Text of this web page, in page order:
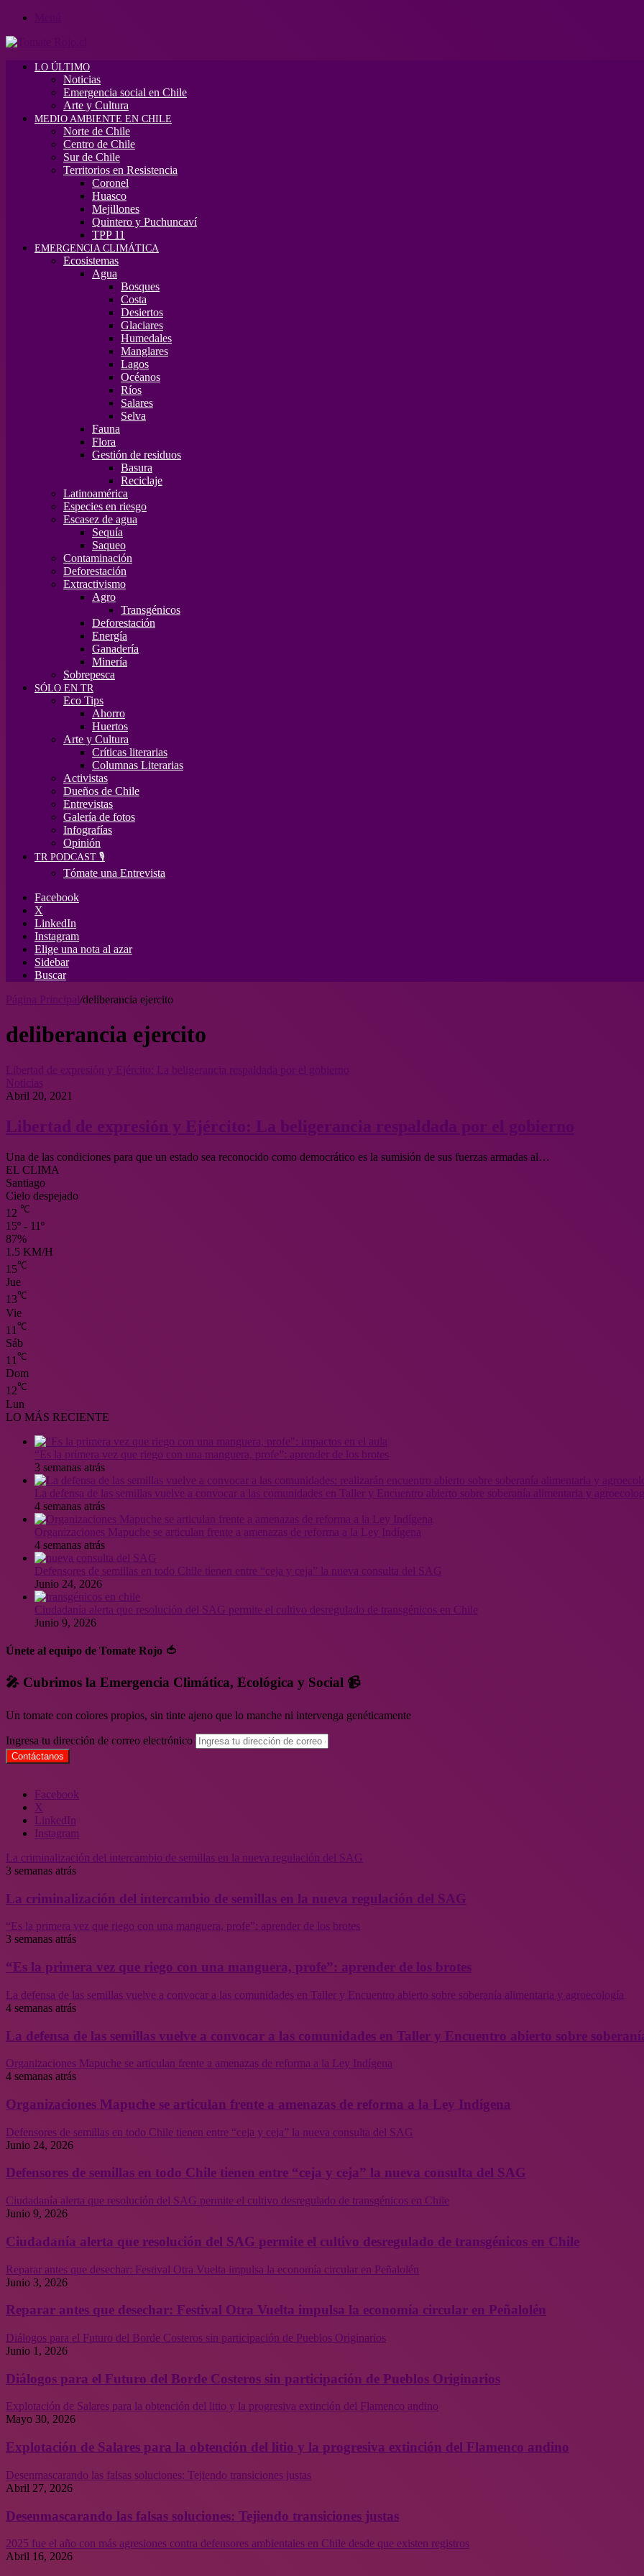
LO ÚLTIMO
Noticias
Emergencia social en Chile
Arte y Cultura
MEDIO AMBIENTE EN CHILE
Norte de Chile
Centro de Chile
Sur de Chile
Territorios en Resistencia
Coronel
Huasco
Mejillones
Quintero y Puchuncaví
TPP 11
EMERGENCIA CLIMÁTICA
Ecosistemas
Agua
Bosques
Costa
Desiertos
Glaciares
Humedales
Manglares
Lagos
Océanos
Ríos
Salares
Selva
Fauna
Flora
Gestión de residuos
Basura
Reciclaje
Latinoamérica
Especies en riesgo
Escasez de agua
Sequía
Saqueo
Contaminación
Deforestación
Extractivismo
Agro
Transgénicos
Deforestación
Energía
Ganadería
Minería
Sobrepesca
SÓLO EN TR
Eco Tips
Ahorro
Huertos
Arte y Cultura
Críticas literarias
Columnas Literarias
Activistas
Dueños de Chile
Entrevistas
Galería de fotos
Infografías
Opinión
TR PODCAST 🎙️
Tómate una Entrevista
Facebook
X
LinkedIn
Instagram
Elige una nota al azar
Sidebar
Buscar
Página Principal /deliberancia ejercito
deliberancia ejercito
Libertad de expresión y Ejército: La beligerancia respaldada por el gobierno
Noticias
Abril 20, 2021
Libertad de expresión y Ejército: La beligerancia respaldada por el gobierno
Una de las condiciones para que un estado sea reconocido como democrático es la sumisión de sus fuerzas armadas al…
EL CLIMA
Santiago
Cielo despejado
12 ℃
15º - 11º
87%
1.5 KM/H
15℃
Jue
13℃
Vie
11 ℃
Sáb
11 ℃
Dom
12℃
Lun
LO MÁS RECIENTE
“Es la primera vez que riego con una manguera, profe”: aprender de los brotes
3 semanas atrás
La defensa de las semillas vuelve a convocar a las comunidades en Taller y Encuentro abierto sobre soberanía alimentaria y
4 semanas atrás
Organizaciones Mapuche se articulan frente a amenazas de reforma a la Ley Indígena
4 semanas atrás
Defensores de semillas en todo Chile tienen entre “ceja y ceja” la nueva consulta del SAG
Junio 24, 2026
Ciudadanía alerta que resolución del SAG permite el cultivo desregulado de transgénicos en Chile
Junio 9, 2026
Únete al equipo de Tomate Rojo 🍅
🎤 Cubrimos la Emergencia Climática, Ecológica y Social 📹
Un tomate con colores propios, sin tinte ajeno que lo manche ni intervenga genéticamente
Ingresa tu dirección de correo electrónico
Facebook
X
LinkedIn
Instagram
La criminalización del intercambio de semillas en la nueva regulación del SAG
3 semanas atrás
La criminalización del intercambio de semillas en la nueva regulación del SAG
“Es la primera vez que riego con una manguera, profe”: aprender de los brotes
3 semanas atrás
“Es la primera vez que riego con una manguera, profe”: aprender de los brotes
La defensa de las semillas vuelve a convocar a las comunidades en Taller y Encuentro abierto sobre soberanía alimentaria y agroecología
4 semanas atrás
La defensa de las semillas vuelve a convocar a las comunidades en Taller y Encuentro abierto sobre
Organizaciones Mapuche se articulan frente a amenazas de reforma a la Ley Indígena
4 semanas atrás
Organizaciones Mapuche se articulan frente a amenazas de reforma a la Ley Indígena
Defensores de semillas en todo Chile tienen entre “ceja y ceja” la nueva consulta del SAG
Junio 24, 2026
Defensores de semillas en todo Chile tienen entre “ceja y ceja” la nueva consulta del SAG
Ciudadanía alerta que resolución del SAG permite el cultivo desregulado de transgénicos en Chile
Junio 9, 2026
Ciudadanía alerta que resolución del SAG permite el cultivo desregulado de transgénicos en Chile
Reparar antes que desechar: Festival Otra Vuelta impulsa la economía circular en Peñalolén
Junio 3, 2026
Reparar antes que desechar: Festival Otra Vuelta impulsa la economía circular en Peñalolén
Diálogos para el Futuro del Borde Costeros sin participación de Pueblos Originarios
Junio 1, 2026
Diálogos para el Futuro del Borde Costeros sin participación de Pueblos Originarios
Explotación de Salares para la obtención del litio y la progresiva extinción del Flamenco andino
Mayo 30, 2026
Explotación de Salares para la obtención del litio y la progresiva extinción del Flamenco andino
Desenmascarando las falsas soluciones: Tejiendo transiciones justas
Abril 27, 2026
Desenmascarando las falsas soluciones: Tejiendo transiciones justas
2025 fue el año con más agresiones contra defensores ambientales en Chile desde que existen registros
Abril 16, 2026